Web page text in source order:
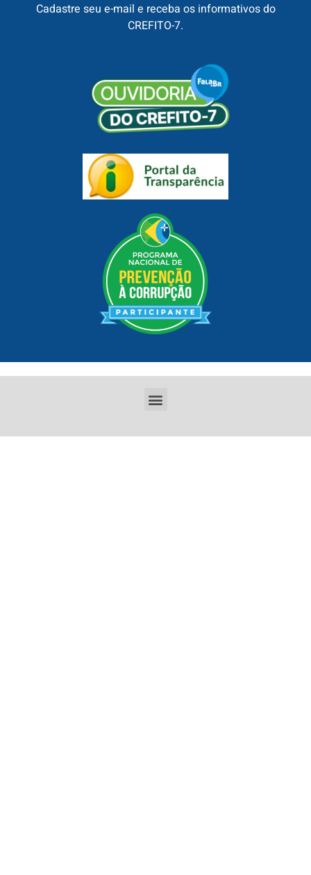
Cadastre seu e-mail e receba os informativos do
CREFITO-7.